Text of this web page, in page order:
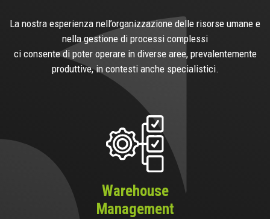
La nostra esperienza nell’organizzazione delle risorse umane e
nella gestione di processi complessi
ci consente di poter operare in diverse aree, prevalentemente
produttive, in contesti anche specialistici.
Warehouse
Management